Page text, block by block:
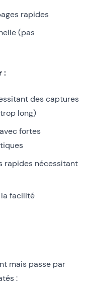
rapides
(pas
:
des captures
long)
fortes
rapides nécessitant
facilité
mais passe par
: